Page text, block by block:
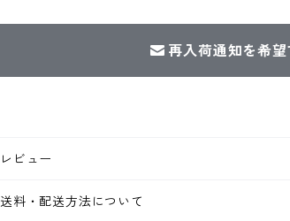
再入荷通知を希望
レビュー
送料・配送方法について